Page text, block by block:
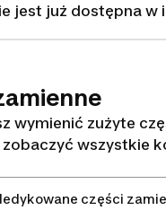
jest już dostępna w
wymienić zużyte
wszystkie
części